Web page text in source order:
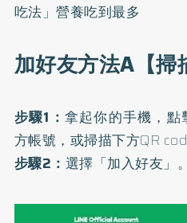
吃法」營養吃到最多
加好友方法A【掃
步驟1： 拿起你的手機，點
方帳號 ，或掃描下方QR
步驟2： 選擇「加入好友」。